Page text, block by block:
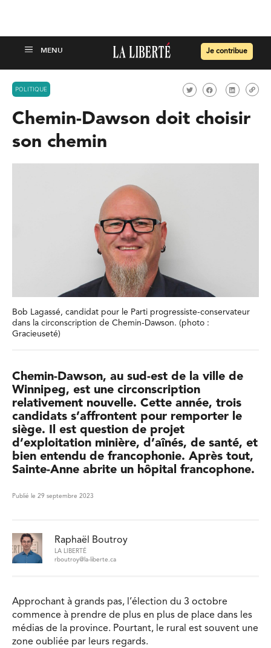
Je contribue
POLITIQUE
Chemin-Dawson doit choisir
son chemin
Bob Lagassé, candidat pour le Parti progressiste-conservateur
dans la circonscription de Chemin-Dawson. (photo :
Gracieuseté)
Chemin-Dawson, au sud-est de la ville de
Winnipeg, est une circonscription
relativement nouvelle. Cette année, trois
candidats s’affrontent pour remporter le
siège. Il est question de projet
d’exploitation minière, d’aînés, de santé, et
bien entendu de francophonie. Après tout,
Sainte-Anne abrite un hôpital francophone.
Publié le 29 septembre 2023
Raphaël Boutroy
LA LIBERTÉ
rboutroy@la-liberte.ca
Approchant à grands pas, l’élection du 3 octobre
commence à prendre de plus en plus de place dans les
médias de la province. Pourtant, le rural est souvent une
zone oubliée par leurs regards.